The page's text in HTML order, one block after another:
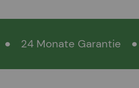
● 24 Monate Garantie ●